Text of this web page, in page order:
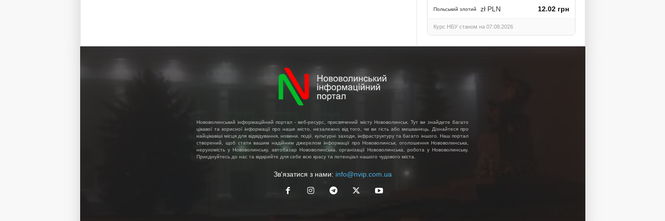
Польський злотий zł PLN 12.02 грн
Курс НБУ станом на 07.08.2026
Нововолинський інформаційний портал - веб-ресурс, присвячений місту Нововолинськ. Тут ви знайдете багато
цікавої та корисної інформації про наше місто, незалежно від того, чи ви гість або мешканець. Дізнайтеся про
найцікавіші місця для відвідування, новини, події, культурні заходи, інфраструктуру та багато іншого. Наш портал
створений, щоб стати вашим надійним джерелом інформації про Нововолинськ, оголошення Нововолинська,
нерухомість у Нововолинську, автобазар Нововолинська, організації Нововолинська, робота у Нововолинську.
Приєднуйтесь до нас та відкрийте для себе всю красу та потенціал нашого чудового міста.
Зв'язатися з нами: info@nvip.com.ua